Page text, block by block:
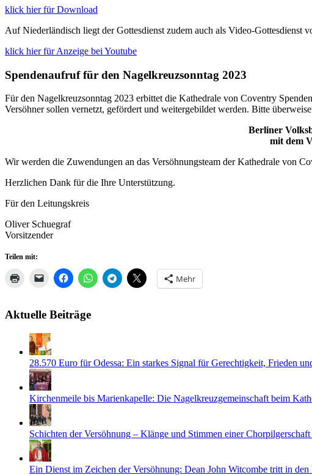
klick hier für Download
Auf Niederländisch liegt der Gottesdienst zudem auch als Video-Gottesdienst
klick hier für Anzeige bei Youtube
Spendenaufruf für den Nagelkreuzsonntag 2023
Für den Nagelkreuzsonntag 2023 erbittet die Kathedrale von Coventry
Versöhner sollen vernetzt, gefördert und weitergebildet werden. Bitte
Berliner
mit dem
Wir werden die Zuwendungen an das Versöhnungsteam der Kathedrale von
Herzlichen Dank für die Ihre Unterstützung.
Für den Leitungskreis
Oliver Schuegraf
Vorsitzender
Teilen mit:
Mehr
Aktuelle Beiträge
28.570 Euro für Odessa: Ein starkes Signal für Gerechtigkeit, Frieden
Kirchenmeile bis Marienkapelle: Die Nagelkreuzgemeinschaft beim
Schichten der Versöhnung – Klänge und Stimmen einer
Ein Dienst im Zeichen der Versöhnung: Dean John Witcombe tritt in den